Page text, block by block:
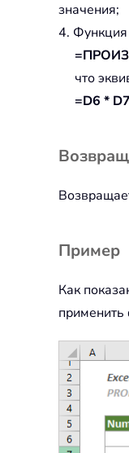
значения;
4.
что
=D6 *
Пример
Как